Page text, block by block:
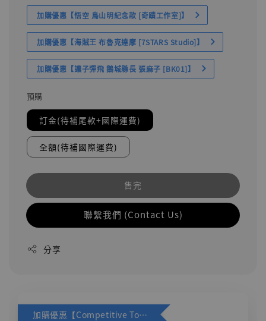
加購優惠【悟空 鳥山明紀念款 [奇蹟工作室]】
加購優惠【海賊王 布魯克達摩 [7STARS Studio]】
加購優惠【讓子彈飛 鵝城縣長 張麻子 [BK01]】
預購
訂金(待補尾款+國際運費)
全額(待補國際運費)
售完
聯繫我們 (Contact Us)
分享
加購優惠【Competitive Toys 梅西 [CM001]】